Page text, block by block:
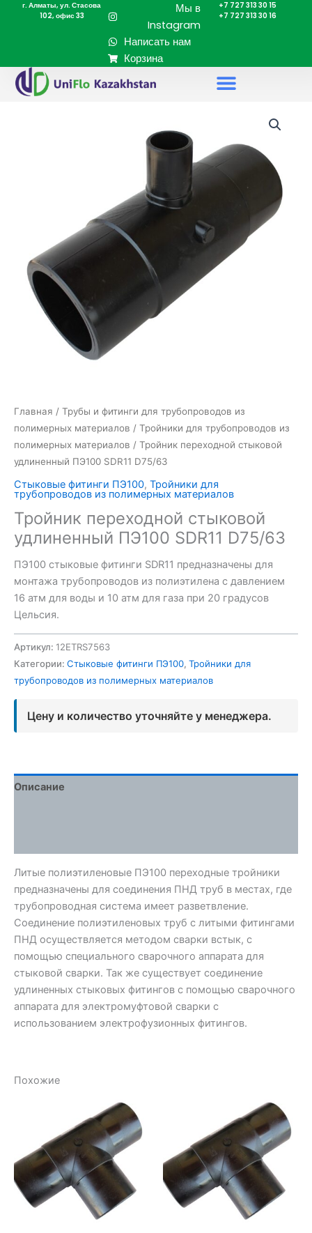
Перейтиг. Алматы, ул. Стасова
102, офис 33
Мы в
Instagram
Написать нам
Корзина
+7 727 313 30 15
+7 727 313 30 16
Главная / Трубы и фитинги для трубопроводов из
полимерных материалов / Тройники для трубопроводов из
полимерных материалов / Тройник переходной стыковой
удлиненный ПЭ100 SDR11 D75/63
Стыковые фитинги ПЭ100, Тройники для
трубопроводов из полимерных материалов
Тройник переходной стыковой
удлиненный ПЭ100 SDR11 D75/63
ПЭ100 стыковые фитинги SDR11 предназначены для
монтажа трубопроводов из полиэтилена с давлением
16 атм для воды и 10 атм для газа при 20 градусов
Цельсия.
Артикул: 12ETRS7563
Категории: Стыковые фитинги ПЭ100, Тройники для
трубопроводов из полимерных материалов
Цену и количество уточняйте у менеджера.
Описание
Литые полиэтиленовые ПЭ100 переходные тройники
предназначены для соединения ПНД труб в местах, где
трубопроводная система имеет разветвление.
Соединение полиэтиленовых труб с литыми фитингами
ПНД осуществляется методом сварки встык, с
помощью специального сварочного аппарата для
стыковой сварки. Так же существует соединение
удлиненных стыковых фитингов с помощью сварочного
аппарата для электромуфтовой сварки с
использованием электрофузионных фитингов.
Похожие